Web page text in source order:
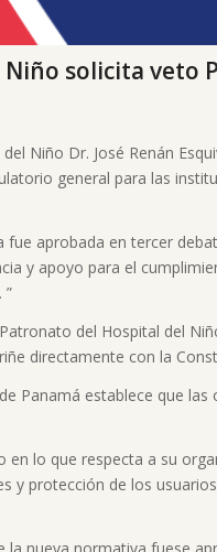
solicita veto
Niño Dr. José Renán
general para las
aprobada en tercer
y apoyo para el
”
del Hospital del
directamente con la
Panamá establece que
en lo que respecta a su
y protección de los